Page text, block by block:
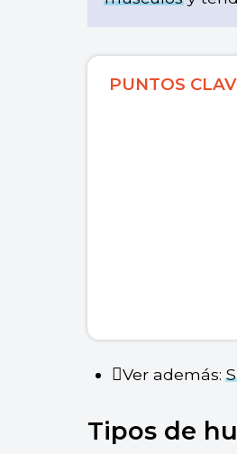
PUNTOS
Ver además:
Tipos de